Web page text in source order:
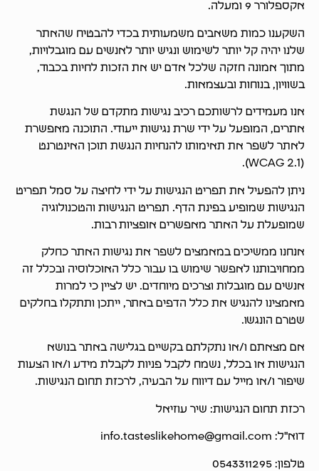
אקספלורר 9 ומעלה.
השקענו כמות משאבים משמעותית בכדי להבטיח שהאתר
שלנו יהיה קל יותר לשימוש ונגיש יותר לאנשים עם מוגבלויות,
מתוך אמונה חזקה שלכל אדם יש את הזכות לחיות בכבוד,
בשוויון, בנוחות ובעצמאות.
אנו מעמידים לרשותכם רכיב נגישות מתקדם של הנגשת
אתרים, המופעל על ידי שרת נגישות ייעודי. התוכנה מאפשרת
לאתר לשפר את תאימותו להנחיות הנגשת תוכן האינטרנט
(WCAG 2.1).
ניתן להפעיל את תפריט הנגישות על ידי לחיצה על סמל תפריט
הנגישות שמופיע בפינת הדף. תפריט הנגישות והטכנולוגיה
שמופעלת על האתר מאפשרים אופציות רבות.
אנחנו ממשיכים במאמצים לשפר את נגישות האתר כחלק
ממחויבותנו לאפשר שימוש בו עבור כלל האוכלוסיה ובכלל זה
אנשים עם מוגבלות וצרכים מיוחדים. יש לציין כי למרות
מאמצינו להנגיש את כלל הדפים באתר, ייתכן ותתקלו בחלקים
שטרם הונגשו.
אם מצאתם ו/או נתקלתם בקשיים בגלישה באתר בנושא
הנגישות או בכלל, נשמח לקבל פניות לקבלת מידע ו/או הצעות
שיפור ו/או מייל עם דיווח על הבעיה, לרכזת תחום הנגישות.
רכזת תחום הנגישות: שיר עוזיאל
דוא"ל: info.tasteslikehome@gmail.com
טלפון: 0543311295